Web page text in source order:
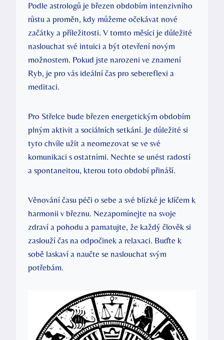
Podle astrologů je březen obdobím intenzivního
růstu a proměn, kdy můžeme očekávat nové
začátky a příležitosti. V tomto měsíci je důležité
naslouchat své intuici a být otevření novým
možnostem. Pokud jste narozeni ve znamení
Ryb, je pro vás ideální čas pro sebereflexi a
meditaci.
Pro Střelce bude březen energetickým obdobím
plným aktivit a sociálních setkání. Je důležité si
tyto chvíle užít a neomezovat se ve své
komunikaci s ostatními. Nechte se unést radostí
a spontaneitou, kterou toto období přináší.
Věnování času péči o sebe a své blízké je klíčem k
harmonii v březnu. Nezapomínejte na svoje
zdraví a pohodu a pamatujte, že každý člověk si
zaslouží čas na odpočinek a relaxaci. Buďte k
sobě laskaví a naučte se naslouchat svým
potřebám.